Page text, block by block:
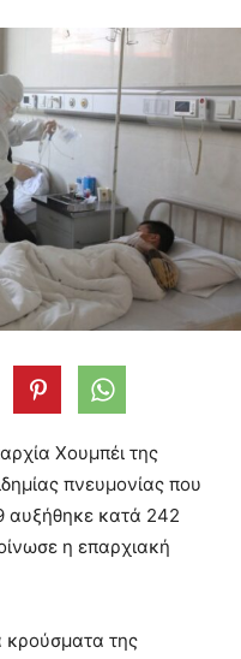
Χουμπέι της
πνευμονίας που
αυξήθηκε κατά 242
η επαρχιακή
κρούσματα της